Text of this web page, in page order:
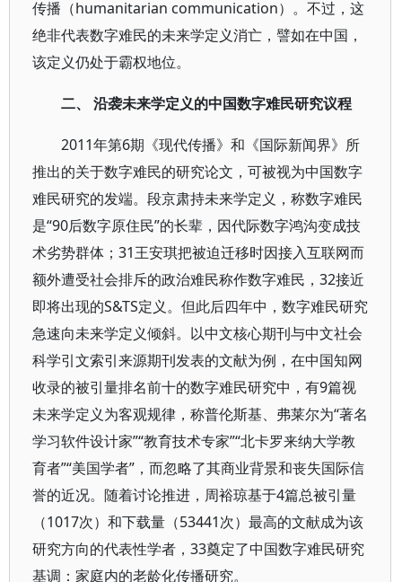
传播（humanitarian communication）。不过，这
绝非代表数字难民的未来学定义消亡，譬如在中国，
该定义仍处于霸权地位。
二、 沿袭未来学定义的中国数字难民研究议程
2011年第6期《现代传播》和《国际新闻界》所
推出的关于数字难民的研究论文，可被视为中国数字
难民研究的发端。段京肃持未来学定义，称数字难民
是“90后数字原住民”的长辈，因代际数字鸿沟变成技
术劣势群体；31王安琪把被迫迁移时因接入互联网而
额外遭受社会排斥的政治难民称作数字难民，32接近
即将出现的S&TS定义。但此后四年中，数字难民研究
急速向未来学定义倾斜。以中文核心期刊与中文社会
科学引文索引来源期刊发表的文献为例，在中国知网
收录的被引量排名前十的数字难民研究中，有9篇视
未来学定义为客观规律，称普伦斯基、弗莱尔为“著名
学习软件设计家”“教育技术专家”“北卡罗来纳大学教
育者”“美国学者”，而忽略了其商业背景和丧失国际信
誉的近况。随着讨论推进，周裕琼基于4篇总被引量
（1017次）和下载量（53441次）最高的文献成为该
研究方向的代表性学者，33奠定了中国数字难民研究
基调：家庭内的老龄化传播研究。